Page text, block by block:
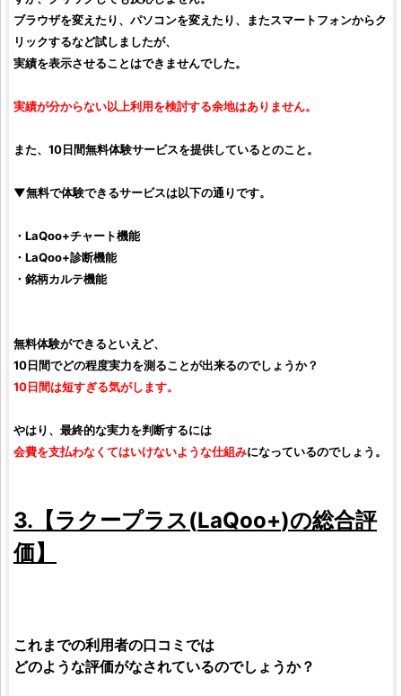
ブラウザを変えたり、パソコンを変えたり、またスマートフォンからク
リックするなど試しましたが、
実績を表示させることはできませんでした。
実績が分からない以上利用を検討する余地はありません。
また、 10日間無料体験サービスを提供しているとのこと。
▼無料で体験できるサービスは以下の通りです。
・LaQoo+チャート機能
・LaQoo+診断機能
・銘柄カルテ機能
無料体験ができるといえど、
10日間でどの程度実力を測ることが出来るのでしょうか？
10日間は短すぎる気がします。
やはり、最終的な実力を判断するには
会費を支払わなくてはいけないような仕組みになっているのでしょう。
3.【ラクープラス(LaQoo+)の総合評
価】
これまでの利用者の口コミでは
どのような評価がなされているのでしょうか？